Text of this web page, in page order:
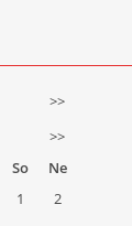
>>
>>
So
Ne
1
2